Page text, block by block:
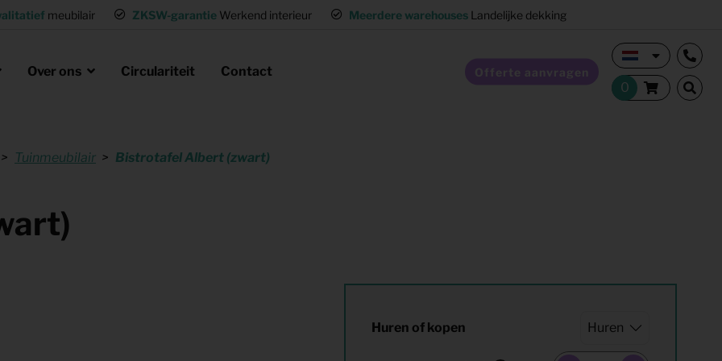
meubilair ZKSW-garantie Werkend interieur Meerdere warehouses Landelijke dekking
Over ons Circulariteit Contact Offerte aanvragen
huren
of wisselwoning
Studentenhuisvesting
Co-living
missie
Tuinmeubilair Bistrotafel Albert (zwart)
Huren of kopen